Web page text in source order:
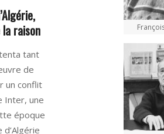
raison
tant
de
un conflit
Inter, une
époque